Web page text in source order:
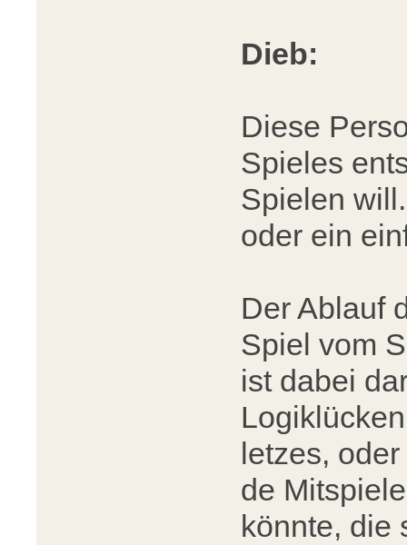
Dieb:
Diese
Spieles
Spielen
oder ein
Der Ablauf
Spiel vom
ist dabei
letzes,
de
könnte, die